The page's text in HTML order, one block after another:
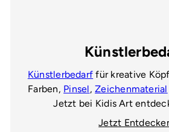
Künstlerbedarf für kreative
Farben, Pinsel,Zeichenmaterial
Jetzt bei Kidis Art
Jetzt